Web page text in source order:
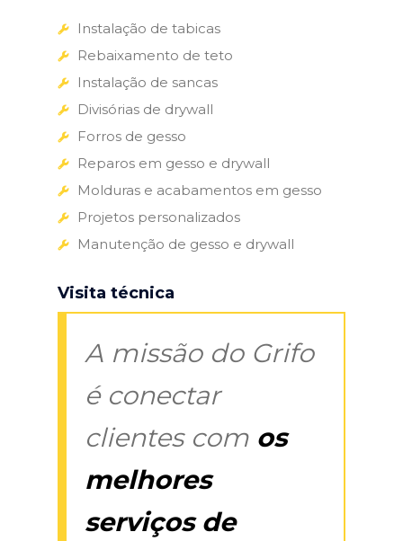
Instalação de tabicas
Rebaixamento de teto
Instalação de sancas
Divisórias de drywall
Forros de gesso
Reparos em gesso e drywall
Molduras e acabamentos em gesso
Projetos personalizados
Manutenção de gesso e drywall
Visita técnica
A missão do Grifo
é conectar
clientes com os
melhores
serviços de